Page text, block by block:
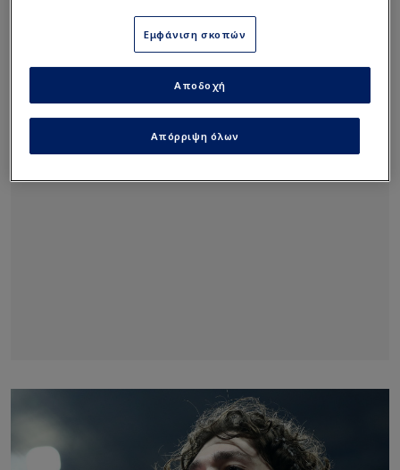
Εμφάνιση σκοπών
Απόρριψη όλων
Αποδοχή